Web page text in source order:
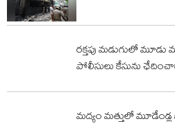
ర‌క్తపు మ‌డుగులో
పోలీసులు కేసును
మ‌ద్యం మ‌త్తులో